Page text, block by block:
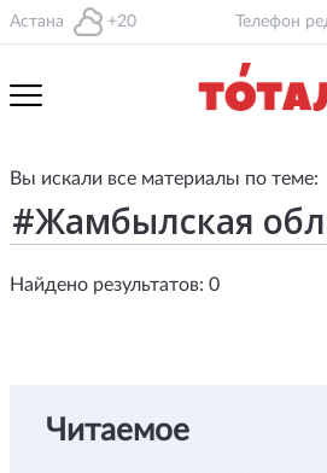
Астана +20 Телефон
Вы искали все материалы по теме:
Найдено результатов: 0
Читаемое